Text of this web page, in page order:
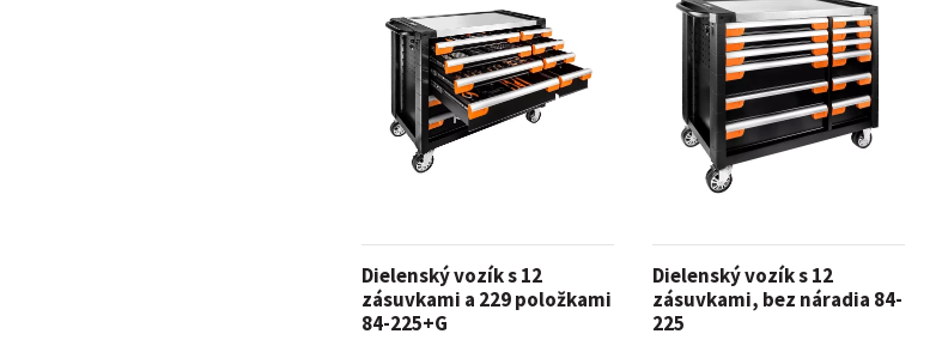
Dielenský vozík s 12
zásuvkami a 229 položkami
84-225+G
Dielenský vozík s 12
zásuvkami, bez náradia 84-
225